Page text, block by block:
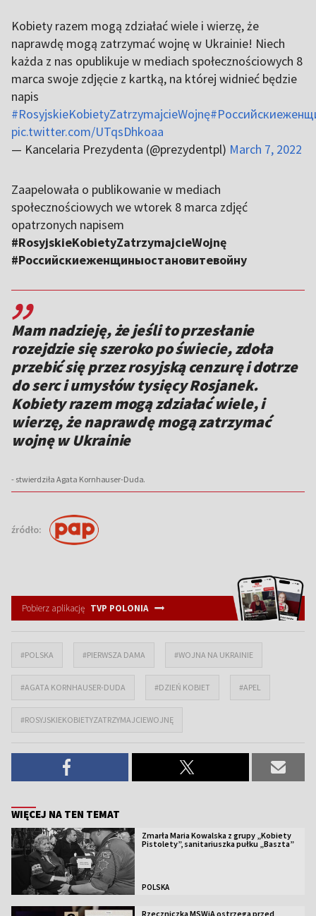
Kobiety razem mogą zdziałać wiele i wierzę, że
naprawdę mogą zatrzymać wojnę w Ukrainie! Niech
każda z nas opublikuje w mediach społecznościowych 8
marca swoje zdjęcie z kartką, na której widnieć będzie
napis
#RosyjskieKobietyZatrzymajcieWojnę
pic.twitter.com/UTqsDhkoaa
— Kancelaria Prezydenta (@prezydentpl) March 7, 2022
Zaapelowała o publikowanie w mediach
społecznościowych we wtorek 8 marca zdjęć
opatrzonych napisem
#RosyjskieKobietyZatrzymajcieWojnę
#Российскиеженщиныостановитевойну
,,
Mam nadzieję, że jeśli to przesłanie
rozejdzie się szeroko po świecie, zdoła
przebić się przez rosyjską cenzurę i dotrze
do serc i umysłów tysięcy Rosjanek.
Kobiety razem mogą zdziałać wiele, i
wierzę, że naprawdę mogą zatrzymać
wojnę w Ukrainie
- stwierdziła Agata Kornhauser-Duda.
źródło:
Pobierz aplikację TVP POLONIA
#POLSKA #PIERWSZA DAMA #WOJNA NA UKRAINIE
#AGATA KORNHAUSER-DUDA #DZIEŃ KOBIET #APEL
#ROSYJSKIEKOBIETYZATRZYMAJCIEWOJNĘ
WIĘCEJ NA TEN TEMAT
Zmarła Maria Kowalska z grupy „Kobiety
Pistolety”, sanitariuszka pułku „Baszta”
POLSKA
Rzeczniczka MSWiA ostrzega przed